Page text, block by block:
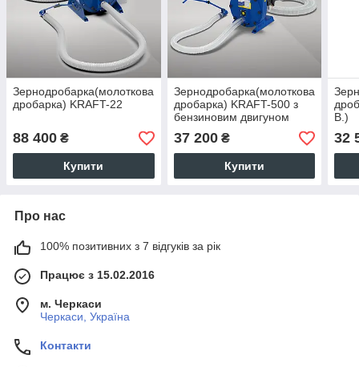
Зернодробарка(молоткова
дробарка) KRAFT-22
88 400 ₴
Купити
Зернодробарка(молоткова
дробарка) KRAFT-500 з
бензиновим двигуном
37 200₴
Купити
В.)
32
Про нас
100% позитивних з 7 відгуків за рік
Працює з 15.02.2016
м. Черкаси
Черкаси, Україна
Контакти